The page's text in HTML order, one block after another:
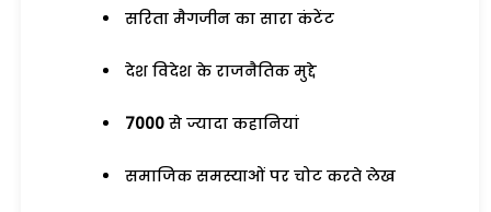
सरिता मैगजीन का सारा कंटेंट
देश विदेश के राजनैतिक मुद्दे
7000 से ज्यादा कहानियां
समाजिक समस्याओं पर चोट करते लेख